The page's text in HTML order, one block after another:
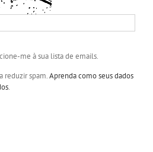
me à sua lista de emails.
reduzir spam.Aprenda como seus dados
.